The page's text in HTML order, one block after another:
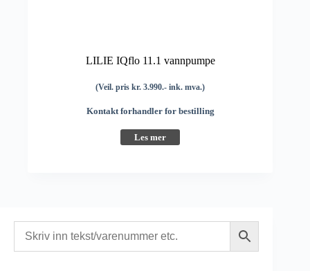
LILIE IQflo 11.1 vannpumpe
(Veil. pris kr. 3.990.- ink. mva.)
Kontakt forhandler for bestilling
Les mer